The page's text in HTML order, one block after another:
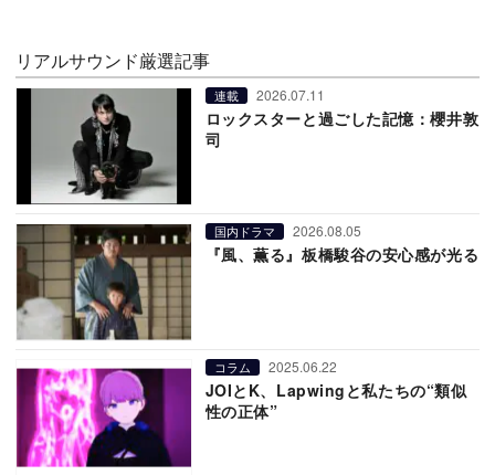
リアルサウンド厳選記事
連載 2026.07.11
ロックスターと過ごした記憶：櫻井敦
司
国内ドラマ 2026.08.05
『風、薫る』板橋駿谷の安心感が光る
コラム 2025.06.22
JOIとK、Lapwingと私たちの“類似
性の正体”